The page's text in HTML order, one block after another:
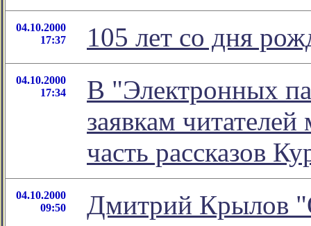
04.10.2000
17:37
105 лет со дня
04.10.2000
17:34
В "Электронных
заявкам
часть расcказов
04.10.2000
09:50
Дмитрий Крылов